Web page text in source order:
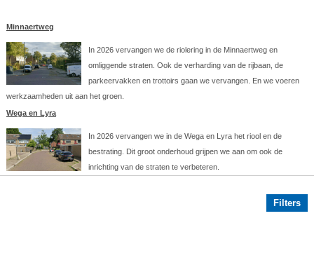
Minnaertweg
In 2026 vervangen we de riolering in de Minnaertweg en
omliggende straten. Ook de verharding van de rijbaan, de
parkeervakken en trottoirs gaan we vervangen. En we voeren
werkzaamheden uit aan het groen.
Wega en Lyra
In 2026 vervangen we in de Wega en Lyra het riool en de
bestrating. Dit groot onderhoud grijpen we aan om ook de
inrichting van de straten te verbeteren.
Filters